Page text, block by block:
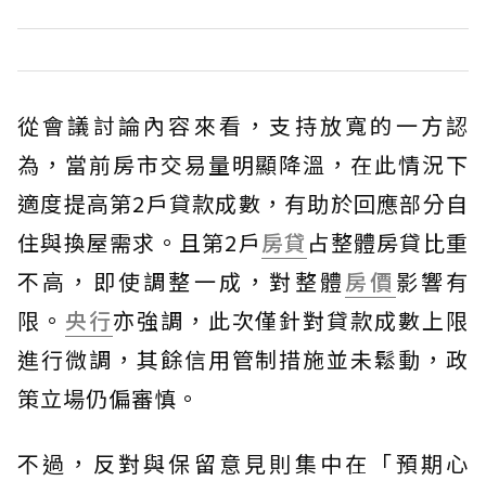
從會議討論內容來看，支持放寬的一方認
為，當前房市交易量明顯降溫，在此情況下
適度提高第2戶貸款成數，有助於回應部分自
住與換屋需求。且第2戶房貸 占整體房貸比重
不高，即使調整一成，對整體房價 影響有
限。 央行亦強調，此次僅針對貸款成數上限
進行微調，其餘信用管制措施並未鬆動，政
策立場仍偏審慎。
不過，反對與保留意見則集中在「預期心